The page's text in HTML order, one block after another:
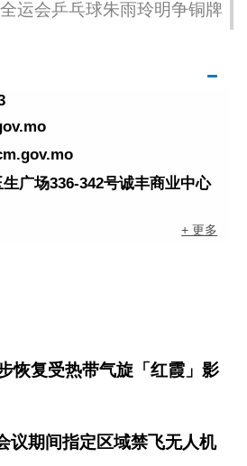
运会乒乓球朱雨玲明争铜牌
广场336-342号诚丰商业中心
+ 更多
恢复受热带气旋「红霞」影
议期间指定区域禁飞无人机